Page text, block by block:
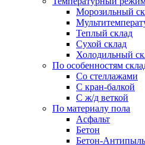
Морозильный
Теплый склад
Сухой склад
Холодильный
По особенностям
Со стеллажами
С кран-балкой
С ж/д веткой
По материалу пола
Асфальт
Бетон
Бетон-Антипыль